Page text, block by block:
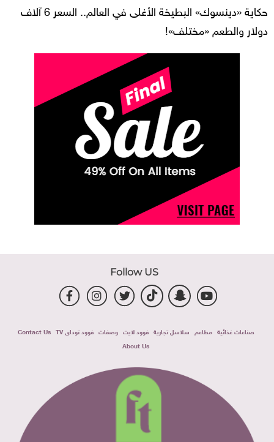
حكاية «دينسوك» البطيخة الأغلى في العالم.. السعر 6 آلاف
دولار والطعم «مختلف»!
Follow US
صناعات غذائية مطاعم سلاسل تجارية فوود لايت وصفات فوود توداى TV
Contact Us
About Us